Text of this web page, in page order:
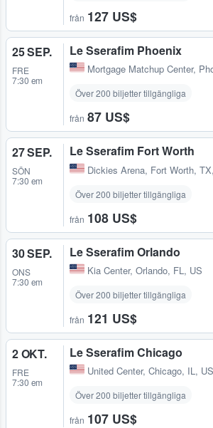
från 127 US$
25 SEP.
FRE
7:30 em
Le Sserafim Phoenix
Mortgage Matchup Center,
Över 200 biljetter tillgängliga
från 87 US$
27 SEP.
SÖN
7:30 em
Le Sserafim Fort Worth
Dickies Arena, Fort Worth,
Över 200 biljetter tillgängliga
från 108 US$
30 SEP.
ONS
7:30 em
Le Sserafim Orlando
Kia Center, Orlando, FL, US
Över 200 biljetter tillgängliga
från 121 US$
2 OKT.
FRE
7:30 em
Le Sserafim Chicago
United Center, Chicago, IL, US
Över 200 biljetter tillgängliga
från 107 US$